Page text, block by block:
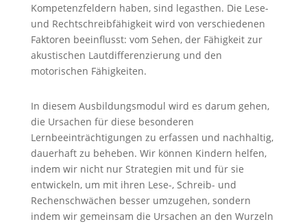
Kompetenzfeldern haben, sind legasthen. Die Lese-
und Rechtschreibfähigkeit wird von verschiedenen
Faktoren beeinflusst: vom Sehen, der Fähigkeit zur
akustischen Lautdifferenzierung und den
motorischen Fähigkeiten.
In diesem Ausbildungsmodul wird es darum gehen,
die Ursachen für diese besonderen
Lernbeeinträchtigungen zu erfassen und nachhaltig,
dauerhaft zu beheben. Wir können Kindern helfen,
indem wir nicht nur Strategien mit und für sie
entwickeln, um mit ihren Lese-, Schreib- und
Rechenschwächen besser umzugehen, sondern
indem wir gemeinsam die Ursachen an den Wurzeln